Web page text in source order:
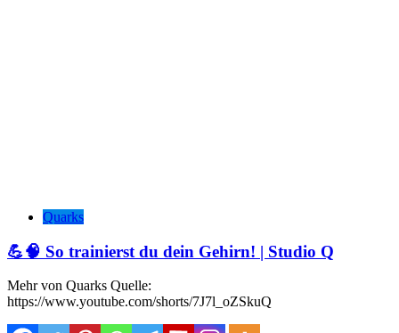
Quarks
💪🧠 So trainierst du dein Gehirn! | Studio Q
Mehr von Quarks Quelle:
https://www.youtube.com/shorts/7J7l_oZSkuQ